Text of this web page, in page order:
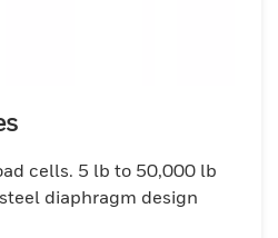
cells. 5 lb to 50,000 lb
diaphragm design